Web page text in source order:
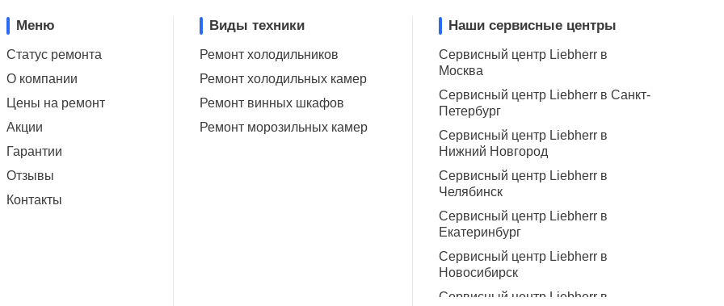
Меню
Статус ремонта
О компании
Цены на ремонт
Акции
Гарантии
Отзывы
Контакты
Виды техники
Ремонт холодильников
Ремонт холодильных камер
Ремонт винных шкафов
Ремонт морозильных камер
Наши сервисные центры
Сервисный центр Liebherr в
Москва
Сервисный центр Liebherr в Санкт-
Петербург
Сервисный центр Liebherr в
Нижний Новгород
Сервисный центр Liebherr в
Челябинск
Сервисный центр Liebherr в
Екатеринбург
Сервисный центр Liebherr в
Новосибирск
Сервисный центр Liebherr в